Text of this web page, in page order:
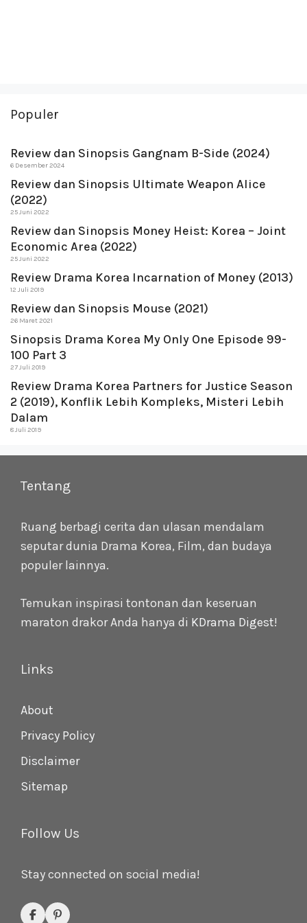
Populer
Review dan Sinopsis Gangnam B-Side (2024)
6 Desember 2024
Review dan Sinopsis Ultimate Weapon Alice
(2022)
25 Juni 2022
Review dan Sinopsis Money Heist: Korea – Joint
Economic Area (2022)
25 Juni 2022
Review Drama Korea Incarnation of Money (2013)
12 Juli 2019
Review dan Sinopsis Mouse (2021)
26 Maret 2021
Sinopsis Drama Korea My Only One Episode 99-
100 Part 3
27 Juli 2019
Review Drama Korea Partners for Justice Season
2 (2019), Konflik Lebih Kompleks, Misteri Lebih
Dalam
8 Juli 2019
Tentang
Ruang berbagi cerita dan ulasan mendalam
seputar dunia Drama Korea, Film, dan budaya
populer lainnya.
Temukan inspirasi tontonan dan keseruan
maraton drakor Anda hanya di KDrama Digest!
Links
About
Privacy Policy
Disclaimer
Sitemap
Follow Us
Stay connected on social media!